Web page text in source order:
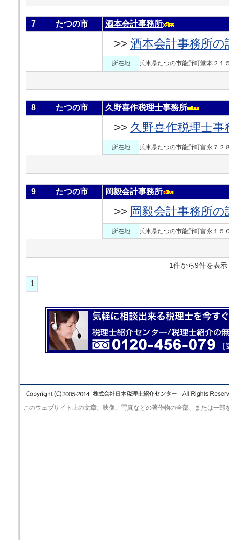
7 たつの市 酒本会計事務所
>> 酒本会計事務所の
所在地 兵庫県たつの市龍野町堂本２１
8 たつの市 久野喜作税理士事務所
>> 久野喜作税理士事
所在地 兵庫県たつの市龍野町富永７２
9 たつの市 岡毅会計事務所
>> 岡毅会計事務所の
所在地 兵庫県たつの市龍野町富永１５
1件から9件を
1
このウェブサイト上の文章、映像、写真などの著作物の全部、または一